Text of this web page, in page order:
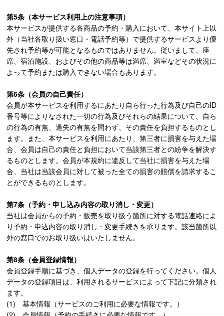
第5条（本サービス利用上の注意事項）
本サービスが提供する各商品の予約・購入において、本サイト上以
外（当社各取り扱い窓口・電話予約等）で提供するサービスより優
先され予約等が可能となるものではありません。従いまして、座
席、宿泊施設、およびその他の商品等は満席、満室などその状況に
よって予約または購入できない場合もあります。
第6条（会員の自己責任）
会員が本サービスを利用するにあたり自ら行った行為及び自己のID
番号等によりなされた一切の行為及びそれらの結果について、自ら
の行為の有無、過失の有無を問わず、その責任を負担するものとし
ます。また、本サービスを利用にあたり、第三者に損害を与えた場
合、会員は自己の責任と負担において当該第三者との紛争を解決す
るものとします。会員が本規約に違反して当社に損害を与えた場
合、当社は当該会員に対して被った全ての損害の賠償を請求するこ
とができるものとします。
第7条（予約・申し込み内容の取り消し・変更）
当社は会員からの予約・販売を取り扱う箇所に対する電話連絡によ
り予約・申込内容の取り消し・変更手続きを承ります。該当箇所以
外の窓口でのお取り扱いはいたしません。
第8条（会員登録情報）
会員登録手順に基づき、個人データの登録を行ってください。個人
データの登録項目は、利用されるサービスによって下記に分類され
ます。
基本情報（サービスのご利用に必要な情報です。）